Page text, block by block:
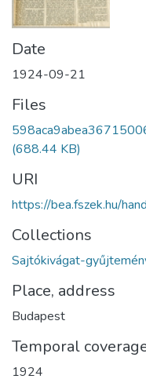
Date
1924-09-21
Files
(688.44 KB)
URI
https://bea.fszek.hu/
Collections
Sajtókivágat-
Place, address
Budapest
Temporal
1924